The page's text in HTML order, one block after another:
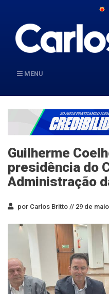
MENU
Guilherme
presidência do
Administração
por Carlos Britto // 29 de